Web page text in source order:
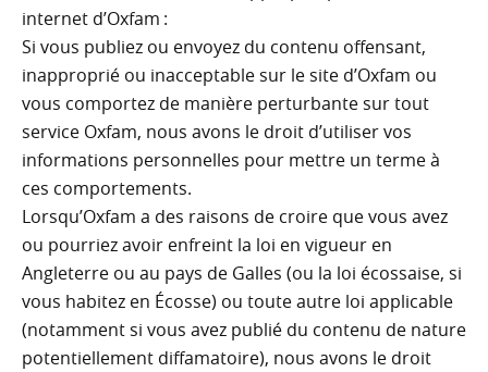
internet d’Oxfam :
Si vous publiez ou envoyez du contenu offensant,
inapproprié ou inacceptable sur le site d’Oxfam ou
vous comportez de manière perturbante sur tout
service Oxfam, nous avons le droit d’utiliser vos
informations personnelles pour mettre un terme à
ces comportements.
Lorsqu’Oxfam a des raisons de croire que vous avez
ou pourriez avoir enfreint la loi en vigueur en
Angleterre ou au pays de Galles (ou la loi écossaise, si
vous habitez en Écosse) ou toute autre loi applicable
(notamment si vous avez publié du contenu de nature
potentiellement diffamatoire), nous avons le droit